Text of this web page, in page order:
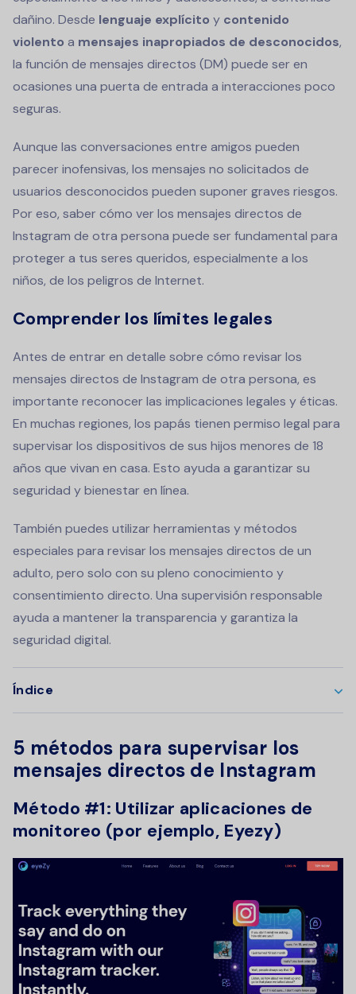
dañino. Desde lenguaje explícito y contenido
violento a mensajes inapropiados de desconocidos,
la función de mensajes directos (DM) puede ser en
ocasiones una puerta de entrada a interacciones poco
seguras.
Aunque las conversaciones entre amigos pueden
parecer inofensivas, los mensajes no solicitados de
usuarios desconocidos pueden suponer graves riesgos.
Por eso, saber cómo ver los mensajes directos de
Instagram de otra persona puede ser fundamental para
proteger a tus seres queridos, especialmente a los
niños, de los peligros de Internet.
Comprender los límites legales
Antes de entrar en detalle sobre cómo revisar los
mensajes directos de Instagram de otra persona, es
importante reconocer las implicaciones legales y éticas.
En muchas regiones, los papás tienen permiso legal para
supervisar los dispositivos de sus hijos menores de 18
años que vivan en casa. Esto ayuda a garantizar su
seguridad y bienestar en línea.
También puedes utilizar herramientas y métodos
especiales para revisar los mensajes directos de un
adulto, pero solo con su pleno conocimiento y
consentimiento directo. Una supervisión responsable
ayuda a mantener la transparencia y garantiza la
seguridad digital.
Índice
5 métodos para supervisar los
mensajes directos de Instagram
Método #1: Utilizar aplicaciones de
monitoreo (por ejemplo, Eyezy)